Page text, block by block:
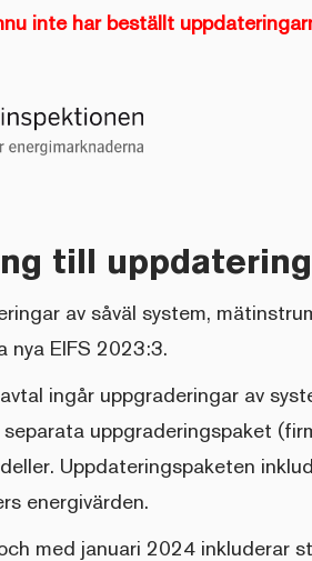
inte har beställt
till
av såväl system,
EIFS 2023:3.
ingår uppgraderingar av
separata uppgraderingspaket
Uppdateringspaketen
energivärden.
med januari 2024 inkluderar